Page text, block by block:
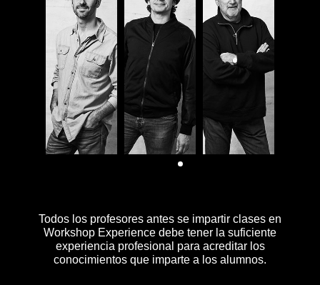
Todos los profesores antes se impartir clases en
Workshop Experience debe tener la suficiente
experiencia profesional para acreditar los
conocimientos que imparte a los alumnos.